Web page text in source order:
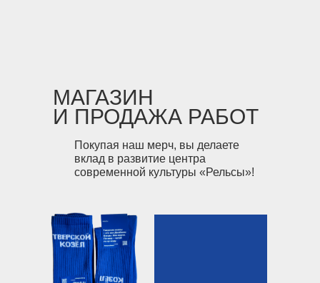
Покупая наш мерч, вы делаете
вклад в развитие центра
современной культуры «Рельсы»!
МАГАЗИН
И ПРОДАЖА РАБОТ